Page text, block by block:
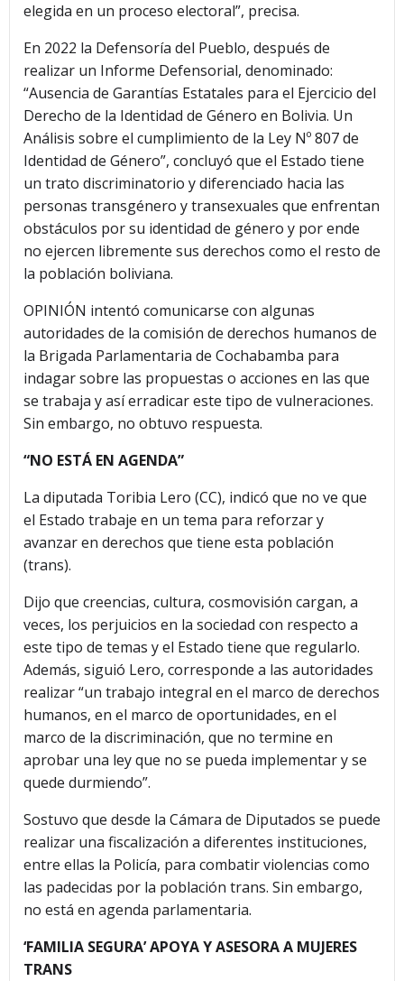
elegida en un proceso electoral”, precisa.
En 2022 la Defensoría del Pueblo, después de
realizar un Informe Defensorial, denominado:
“Ausencia de Garantías Estatales para el Ejercicio del
Derecho de la Identidad de Género en Bolivia. Un
Análisis sobre el cumplimiento de la Ley Nº 807 de
Identidad de Género”, concluyó que el Estado tiene
un trato discriminatorio y diferenciado hacia las
personas transgénero y transexuales que enfrentan
obstáculos por su identidad de género y por ende
no ejercen libremente sus derechos como el resto de
la población boliviana.
OPINIÓN intentó comunicarse con algunas
autoridades de la comisión de derechos humanos de
la Brigada Parlamentaria de Cochabamba para
indagar sobre las propuestas o acciones en las que
se trabaja y así erradicar este tipo de vulneraciones.
Sin embargo, no obtuvo respuesta.
“NO ESTÁ EN AGENDA”
La diputada Toribia Lero (CC), indicó que no ve que
el Estado trabaje en un tema para reforzar y
avanzar en derechos que tiene esta población
(trans).
Dijo que creencias, cultura, cosmovisión cargan, a
veces, los perjuicios en la sociedad con respecto a
este tipo de temas y el Estado tiene que regularlo.
Además, siguió Lero, corresponde a las autoridades
realizar “un trabajo integral en el marco de derechos
humanos, en el marco de oportunidades, en el
marco de la discriminación, que no termine en
aprobar una ley que no se pueda implementar y se
quede durmiendo”.
Sostuvo que desde la Cámara de Diputados se puede
realizar una fiscalización a diferentes instituciones,
entre ellas la Policía, para combatir violencias como
las padecidas por la población trans. Sin embargo,
no está en agenda parlamentaria.
‘FAMILIA SEGURA’ APOYA Y ASESORA A MUJERES
TRANS